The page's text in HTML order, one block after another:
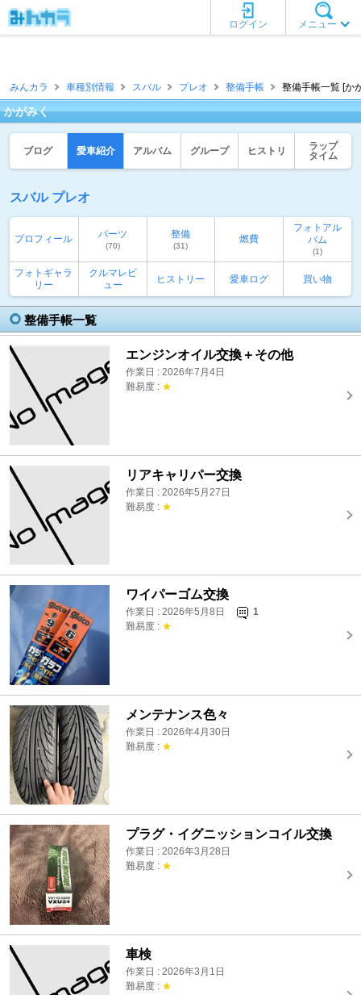
メニュー
ログイン
みんカラ 車種別情報 スバル プレオ 整備手帳 整備手帳一覧 [か
かがみく
ブログ 愛車紹介 アルバム グループ ヒストリ
ラップ
タイム
スバル プレオ
プロフィール パーツ
(70)
整備
(31)
燃費
フォトアル
バム
(1)
フォトギャラ
リー
クルマレビ
ュー
ヒストリー 愛車ログ 買い物
整備手帳一覧
エンジンオイル交換＋その他
作業日 : 2026年7月4日
難易度 : ★
リアキャリパー交換
作業日 : 2026年5月27日
難易度 : ★
ワイパーゴム交換
作業日 : 2026年5月8日
1
難易度 : ★
メンテナンス色々
作業日 : 2026年4月30日
難易度 : ★
プラグ・イグニッションコイル交換
作業日 : 2026年3月28日
難易度 : ★
車検
作業日 : 2026年3月1日
難易度 : ★